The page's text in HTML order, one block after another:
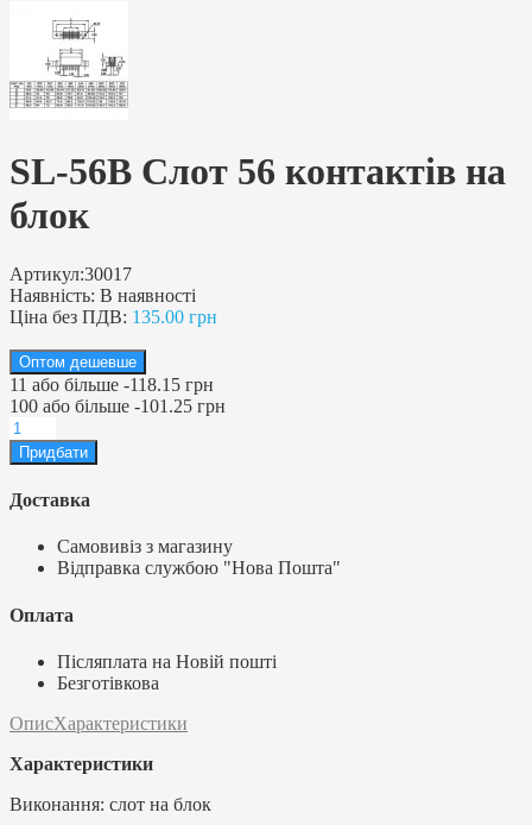
SL-56B Слот 56 контактів на
блок
Артикул:30017
Наявність: В наявності
Ціна без ПДВ: 135.00 грн
Оптом дешевше
11 або більше -118.15 грн
100 або більше -101.25 грн
Доставка
Самовивіз з магазину
Відправка службою "Нова Пошта"
Оплата
Післяплата на Новій пошті
Безготівкова
ОписХарактеристики
Характеристики
Виконання: слот на блок